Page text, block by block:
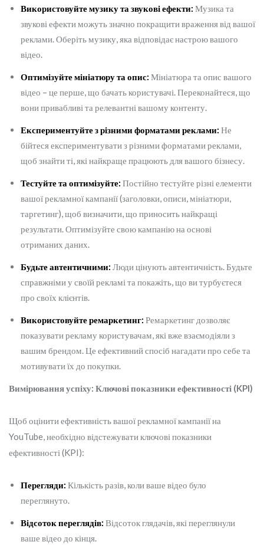
Використовуйте музику та звукові ефекти: Музика та
звукові ефекти можуть значно покращити враження від вашої
реклами. Оберіть музику, яка відповідає настрою вашого
відео.
Оптимізуйте мініатюру та опис: Мініатюра та опис вашого
відео – це перше, що бачать користувачі. Переконайтеся, що
вони привабливі та релевантні вашому контенту.
Експериментуйте з різними форматами реклами: Не
бійтеся експериментувати з різними форматами реклами,
щоб знайти ті, які найкраще працюють для вашого бізнесу.
Тестуйте та оптимізуйте: Постійно тестуйте різні елементи
вашої рекламної кампанії (заголовки, описи, мініатюри,
таргетинг), щоб визначити, що приносить найкращі
результати. Оптимізуйте свою кампанію на основі
отриманих даних.
Будьте автентичними: Люди цінують автентичність. Будьте
справжніми у своїй рекламі та покажіть, що ви турбуєтеся
про своїх клієнтів.
Використовуйте ремаркетинг: Ремаркетинг дозволяє
показувати рекламу користувачам, які вже взаємодіяли з
вашим брендом. Це ефективний спосіб нагадати про себе та
мотивувати їх до покупки.
Вимірювання успіху: Ключові показники ефективності (KPI)
Щоб оцінити ефективність вашої рекламної кампанії на
YouTube, необхідно відстежувати ключові показники
ефективності (KPI):
Перегляди: Кількість разів, коли ваше відео було
переглянуто.
Відсоток переглядів: Відсоток глядачів, які переглянули
ваше відео до кінця.